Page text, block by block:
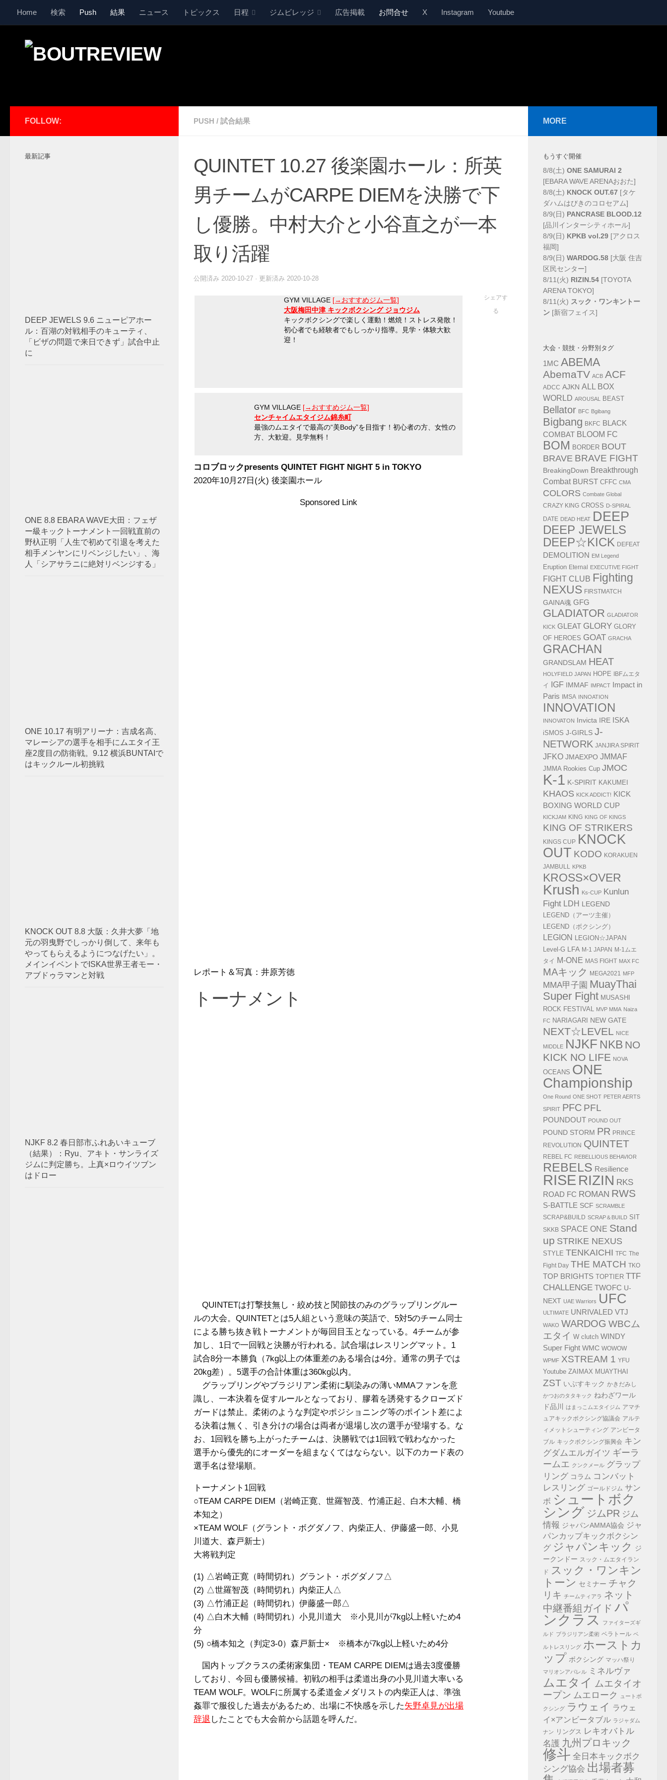
コンテンツへスキップ
Home 検索 Push 結果 ニュース トピックス 日程 ジムビレッジ 広告掲載 お問合せ X Instagram Youtube
PUSH / 試合結果
QUINTET 10.27 後楽園ホール：所英
男チームがCARPE DIEMを決勝で下
し優勝。中村大介と小谷直之が一本
取り活躍
公開済み 2020-10-27 · 更新済み 2020-10-28
GYM VILLAGE [→おすすめジム一覧]
大阪梅田中津 キックボクシング ジョウジム
キックボクシングで楽しく運動！燃焼！ストレス発散！
初心者でも経験者でもしっかり指導。見学・体験大歓
迎！
GYM VILLAGE [→おすすめジム一覧]
センチャイムエタイジム錦糸町
最強のムエタイで最高の“美Body”を目指す！初心者の方、女性の
方、大歓迎。見学無料！
コロブロックpresents QUINTET FIGHT NIGHT 5 in TOKYO
2020年10月27日(火) 後楽園ホール
Sponsored Link
レポート＆写真：井原芳徳
トーナメント
QUINTETは打撃技無し・絞め技と関節技のみのグラップリングルー
ルの大会。QUINTETとは5人組という意味の英語で、5対5のチーム同士
による勝ち抜き戦トーナメントが毎回目玉となっている。4チームが参
加し、1日で一回戦と決勝が行われる。試合場はレスリングマット。1
試合8分一本勝負（7kg以上の体重差のある場合は4分。通常の男子では
20kg差）。5選手の合計体重は360kg以内。
グラップリングやブラジリアン柔術に馴染みの薄いMMAファンを意
識し、一本決着を促すルールとなっており、膠着を誘発するクローズド
ガードは禁止。柔術のような判定やポジショニング等のポイント差によ
る決着は無く、引き分けの場合は両者が退場し次の選手が登場する。な
お、1回戦を勝ち上がったチームは、決勝戦では1回戦で戦わなかった
選手から優先的にオーダーを組まなくてはならない。以下のカード表の
選手名は登場順。
トーナメント1回戦
○TEAM CARPE DIEM（岩崎正寛、世羅智茂、竹浦正起、白木大輔、橋
本知之）
×TEAM WOLF（グラント・ボグダノフ、内柴正人、伊藤盛一郎、小見
川道大、森戸新士）
大将戦判定
(1) △岩崎正寛（時間切れ）グラント・ボグダノフ△
(2) △世羅智茂（時間切れ）内柴正人△
(3) △竹浦正起（時間切れ）伊藤盛一郎△
(4) △白木大輔（時間切れ）小見川道大 ※小見川が7kg以上軽いため4
分
(5) ○橋本知之（判定3-0）森戸新士× ※橋本が7kg以上軽いため4分
国内トップクラスの柔術家集団・TEAM CARPE DIEMは過去3度優勝
しており、今回も優勝候補。初戦の相手は柔道出身の小見川道大率いる
TEAM WOLF。WOLFに所属する柔道金メダリストの内柴正人は、準強
姦罪で服役した過去があるため、出場に不快感を示した矢野卓見が出場
辞退 したことでも大会前から話題を呼んだ。
シェアす
る
FOLLOW:
最新記事
DEEP JEWELS 9.6 ニューピアホー
ル：百湖の対戦相手のキューティ、
「ビザの問題で来日できず」試合中止
に
ONE 8.8 EBARA WAVE大田：フェザ
ー級キックトーナメント一回戦直前の
野杁正明「人生で初めて引退を考えた
相手メンヤンにリベンジしたい」、海
人「シアサラニに絶対リベンジする」
ONE 10.17 有明アリーナ：吉成名高、
マレーシアの選手を相手にムエタイ王
座2度目の防衛戦。9.12 横浜BUNTAIで
はキックルール初挑戦
KNOCK OUT 8.8 大阪：久井大夢「地
元の羽曳野でしっかり倒して、来年も
やってもらえるようにつなげたい」。
メインイベントでISKA世界王者モー・
アブドゥラマンと対戦
NJKF 8.2 春日部市ふれあいキューブ
（結果）：Ryu、アキト・サンライズ
ジムに判定勝ち。上真×ロウイツブン
はドロー
MORE
もうすぐ開催
8/8(土) ONE SAMURAI 2
[EBARA WAVE ARENAおおた]
8/8(土) KNOCK OUT.67 [タケ
ダハムはびきのコロセアム]
8/9(日) PANCRASE BLOOD.12
[品川インターシティホール]
8/9(日) KPKB vol.29 [アクロス
福岡]
8/9(日) WARDOG.58 [大阪 住吉
区民センター]
8/11(火) RIZIN.54 [TOYOTA
ARENA TOKYO]
8/11(火) スック・ワンキントー
ン [新宿フェイス]
大会・競技・分野別タグ
1MC ABEMA
AbemaTV ACB ACF
ADCC AJKN ALL BOX
WORLD AROUSAL BEAST
Bellator BFC Bgibang
Bigbang BKFC BLACK
COMBAT BLOOM FC
BOM BORDER BOUT
BRAVE BRAVE FIGHT
BreakingDown Breakthrough
Combat BURST CFFC CMA
COLORS Combate Global
CRAZY KING CROSS D-SPIRAL
DATE DEAD HEAT DEEP
DEEP JEWELS
DEEP☆KICK DEFEAT
DEMOLITION EM Legend
Eruption Eternal EXECUTIVE FIGHT
FIGHT CLUB Fighting
NEXUS FIRSTMATCH
GAINA魂 GFG
GLADIATOR GLADIATOR
KICK GLEAT GLORY GLORY
OF HEROES GOAT GRACHA
GRACHAN
GRANDSLAM HEAT
HOLYFIELD JAPAN HOPE
IBFムエタ
イ
IGF IMMAF IMPACT Impact in
Paris
IMSA INNOATION
INNOVATION
INNOVATON Invicta IRE ISKA
iSMOS J-GIRLS J-
NETWORK JANJIRA SPIRIT
JFKO JMAEXPO JMMAF
JMMA Rookies Cup JMOC
K-1 K-SPIRIT KAKUMEI
KHAOS KICK ADDICT! KICK
BOXING WORLD CUP
KICKJAM KING KING OF KINGS
KING OF STRIKERS
KINGS CUP KNOCK
OUT KODO KORAKUEN
JAMBULL KPKB
KROSS×OVER
Krush Ks-CUP Kunlun
Fight LDH LEGEND
LEGEND（アーツ主催）
LEGEND（ボクシング）
LEGION LEGION☆JAPAN
Level-G LFA M-1 JAPAN M-1ムエ
タイ M-ONE MAS FIGHT MAX FC
MAキック MEGA2021 MFP
MMA甲子園 MuayThai
Super Fight MUSASHI
ROCK FESTIVAL MVP MMA Naiza
FC NARIAGARI NEW GATE
NEXT☆LEVEL NICE
MIDDLE NJKF NKB NO
KICK NO LIFE NOVA
OCEANS ONE
Championship
One Round ONE SHOT PETER AERTS
SPIRIT PFC PFL
POUNDOUT POUND OUT
POUND STORM PR PRINCE
REVOLUTION QUINTET
REBEL FC REBELLIOUS BEHAVIOR
REBELS Resilience
RISE RIZIN RKS
ROAD FC ROMAN RWS
S-BATTLE SCF SCRAMBLE
SCRAP&BUILD SCRAP＆BUILD SIT
SKKB SPACE ONE Stand
up STRIKE NEXUS
STYLE TENKAICHI TFC The
Fight Day THE MATCH TKO
TOP BRIGHTS TOPTIER TTF
CHALLENGE TWOFC U-
NEXT UAE Warriors UFC
ULTIMATE UNRIVALED VTJ
WAKO WARDOG WBCム
エタイ W clutch WINDY
Super Fight WMC WOWOW
WPMF XSTREAM 1 YFU
Youtube ZAIMAX MUAYTHAI
ZST いぶすキック かきだみし
かつおのタタキック ねわざワール
ド品川
はまっこムエタイジム アマチ
ュアキックボクシング協議会 アルテ
ィメットシューティング アンビータ
ブル キックボクシング振興会 キン
グダムエルガイツ ギーラ
ームエ クンクメール グラップ
リング コラム コンバット
レスリング ゴールドジム サン
ボ シュートボク
シング ジムPR ジム
情報 ジャパンAMMA協会 ジャ
パンカップキックボクシン
グ ジャパンキック
ジ
ークンドー スック・ムエタイラン
ド スック・ワンキン
トーン セミナー チャク
リキ チームティアラ ネット
中継番組ガイド パ
ンクラス
ファイターズギ
ルド ブラジリアン柔術 ベラトール ベ
ルトレスリング ホーストカ
ップ ボクシング マッハ祭り
マリオンアパレル ミネルヴァ
ムエタイ ムエタイオ
ープン ムエローク ュートボ
クシング ラウェイ ラウェ
イ×アンビータブル ラジャダム
ナン
リングス レキオバトル
名護 九州プロキック
修斗 全日本キックボク
シング協会 出場者募